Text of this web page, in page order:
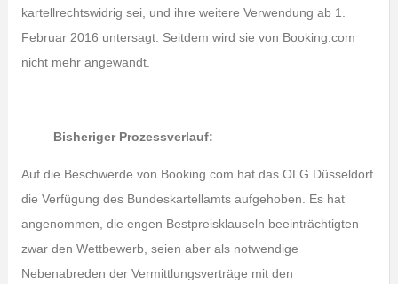
kartellrechtswidrig sei, und ihre weitere Verwendung ab 1.
Februar 2016 untersagt. Seitdem wird sie von Booking.com
nicht mehr angewandt.
– Bisheriger Prozessverlauf:
Auf die Beschwerde von Booking.com hat das OLG Düsseldorf
die Verfügung des Bundeskartellamts aufgehoben. Es hat
angenommen, die engen Bestpreisklauseln beeinträchtigten
zwar den Wettbewerb, seien aber als notwendige
Nebenabreden der Vermittlungsverträge mit den